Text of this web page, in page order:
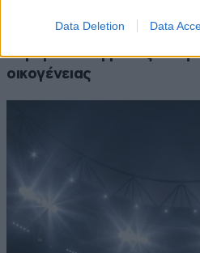
Data Deletion Data
Στο Α’ Νεκροταφείο το
Σαμαρά – Συγγενείς και
οικογένειας